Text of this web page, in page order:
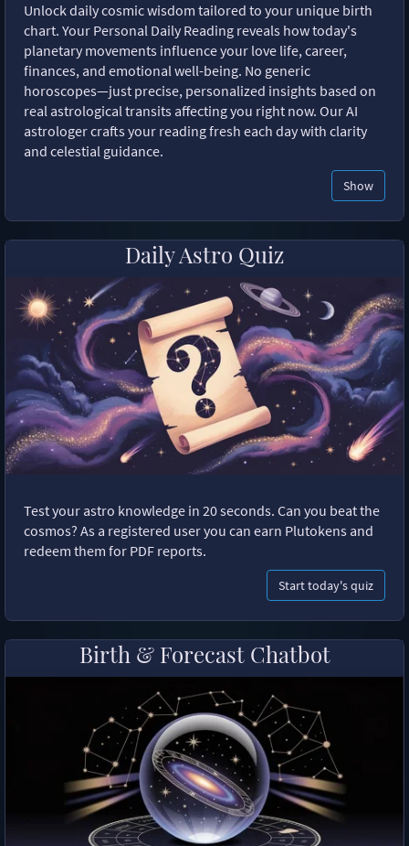
Unlock daily cosmic wisdom tailored to your unique birth
chart. Your Personal Daily Reading reveals how today's
planetary movements influence your love life, career,
finances, and emotional well-being. No generic
horoscopes—just precise, personalized insights based on
real astrological transits affecting you right now. Our AI
astrologer crafts your reading fresh each day with clarity
and celestial guidance.
Show
Daily Astro Quiz
Test your astro knowledge in 20 seconds. Can you beat the
cosmos? As a registered user you can earn Plutokens and
redeem them for PDF reports.
Start today's quiz
Birth & Forecast Chatbot